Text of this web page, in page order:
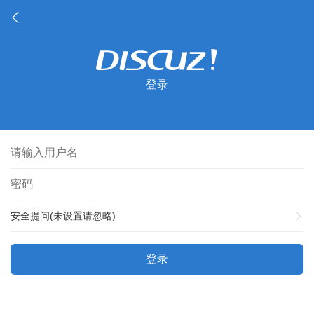
登录
安全提问(未设置请忽略)
登录